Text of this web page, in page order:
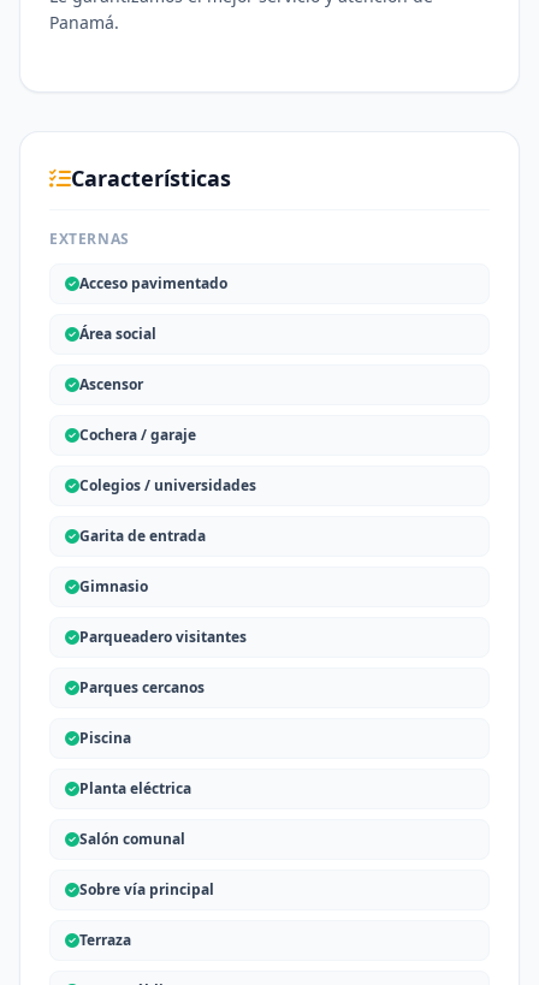
Panamá.
Características
EXTERNAS
Acceso pavimentado
Área social
Ascensor
Cochera / garaje
Colegios / universidades
Garita de entrada
Gimnasio
Parqueadero visitantes
Parques cercanos
Piscina
Planta eléctrica
Salón comunal
Sobre vía principal
Terraza